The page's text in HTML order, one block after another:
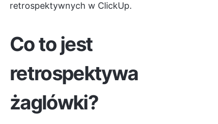
retrospektywnych w ClickUp.
Co to jest
retrospektywa
żaglówki?